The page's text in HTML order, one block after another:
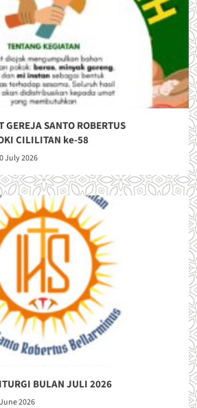
SANTO ROBERTUS
CILILITAN ke-58
July 2026
BULAN JULI 2026
2026